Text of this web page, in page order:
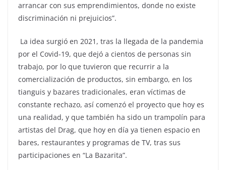
arrancar con sus emprendimientos, donde no existe
discriminación ni prejuicios”.
La idea surgió en 2021, tras la llegada de la pandemia
por el Covid-19, que dejó a cientos de personas sin
trabajo, por lo que tuvieron que recurrir a la
comercialización de productos, sin embargo, en los
tianguis y bazares tradicionales, eran víctimas de
constante rechazo, así comenzó el proyecto que hoy es
una realidad, y que también ha sido un trampolín para
artistas del Drag, que hoy en día ya tienen espacio en
bares, restaurantes y programas de TV, tras sus
participaciones en “La Bazarita”.